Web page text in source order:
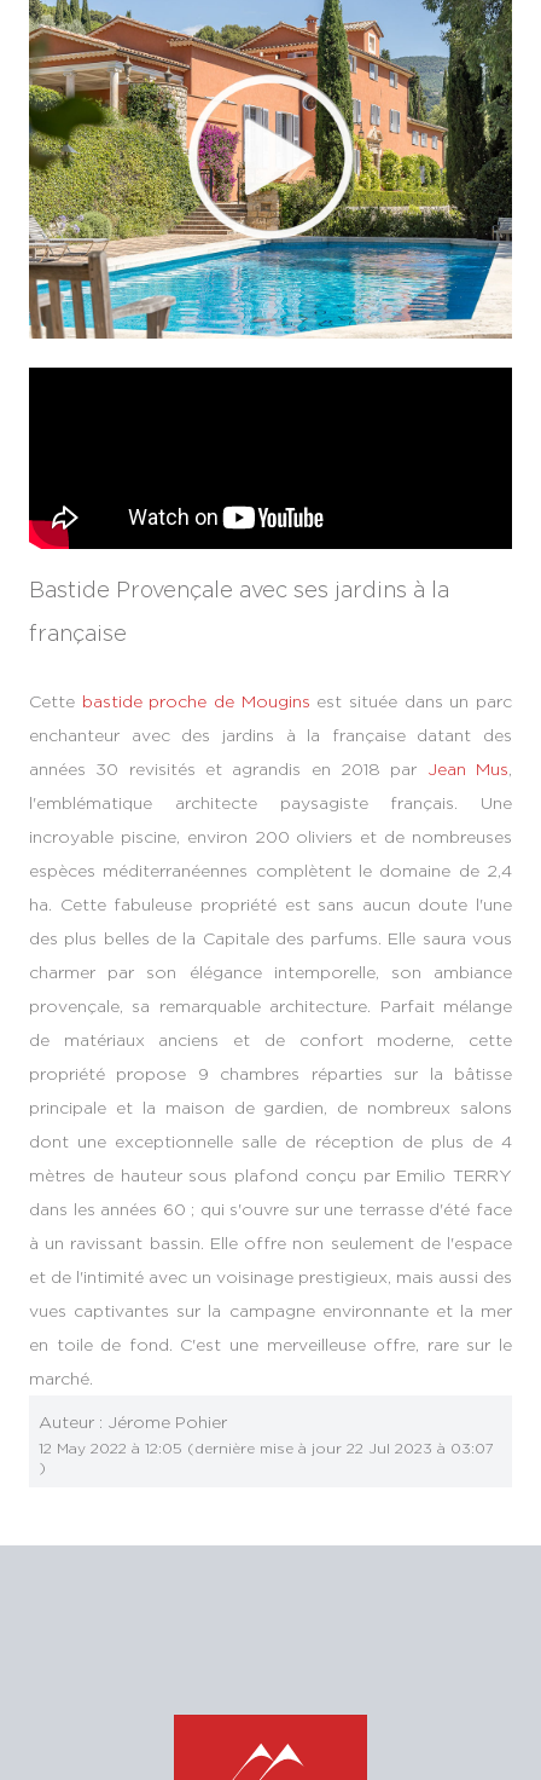
Bastide Provençale avec ses jardins à la
française
Cette bastide proche de Mougins est située dans un parc
enchanteur avec des jardins à la française datant des
années 30 revisités et agrandis en 2018 par Jean Mus
l'emblématique architecte paysagiste français. Une
incroyable piscine, environ 200 oliviers et de nombreuses
espèces méditerranéennes complètent le domaine de 2,4
ha. Cette fabuleuse propriété est sans aucun doute l'une
des plus belles de la Capitale des parfums. Elle saura vous
charmer par son élégance intemporelle, son ambiance
provençale, sa remarquable architecture. Parfait mélange
de matériaux anciens et de confort moderne, cette
propriété propose 9 chambres réparties sur la bâtisse
principale et la maison de gardien, de nombreux salons
dont une exceptionnelle salle de réception de plus de 4
mètres de hauteur sous plafond conçu par Emilio TERRY
dans les années 60 ; qui s'ouvre sur une terrasse d'été face
à un ravissant bassin. Elle offre non seulement de l'espace
et de l'intimité avec un voisinage prestigieux, mais aussi des
vues captivantes sur la campagne environnante et la mer
en toile de fond. C'est une merveilleuse offre, rare sur le
marché.
Auteur : Jérome Pohier
12 May 2022 à 12:05 (dernière mise à jour 22 Jul 2023 à 03:07
)